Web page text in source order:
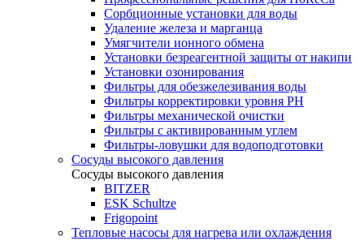
Сорбционные установки для воды
Удаление железа и марганца
Умягчители ионного обмена
Установки безреагентной защиты от накипи
Установки озонирования
Фильтры для обезжелезивания воды
Фильтры корректировки уровня PH
Фильтры механической очистки
Фильтры с активированным углем
Фильтры-ловушки для водоподготовки
Сосуды высокого давления
Сосуды высокого давления
BITZER
ESK Schultze
Frigopoint
Тепловые насосы для нагрева или охлаждения